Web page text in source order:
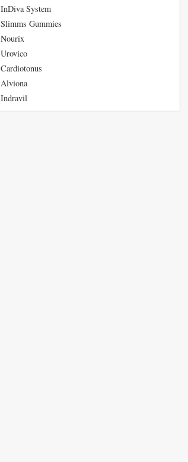
InDiva System
Slimms Gummies
Nourix
Urovico
Cardiotonus
Alviona
Indravil